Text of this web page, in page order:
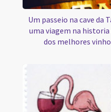
Um passeio na cave da
uma viagem na historia
dos melhores